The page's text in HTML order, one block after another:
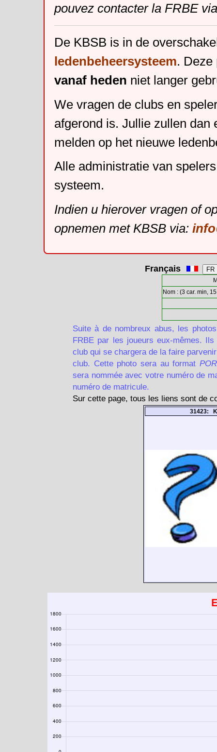
pouvez contacter la FRBE
De KBSB is in de
ledenbeheersysteem. Deze
vanaf heden niet langer
We vragen de clubs en
afgerond is. Jullie zullen dan
melden op het nieuwe
Alle administratie van
systeem.
Indien u hierover vragen of
opnemen met KBSB via:
Français
Nom : (3 car. min,
Suite à de nombreux abus, les
FRBE par les joueurs eux-mêmes.
club qui se chargera de la faire
club. Cette photo sera au format
sera nommée avec votre numéro de
numéro de matricule.
Sur cette page, tous les liens sont de
31423: